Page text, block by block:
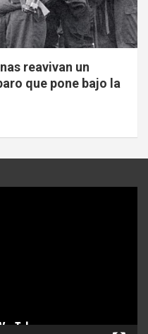
reavivan un
que pone bajo la